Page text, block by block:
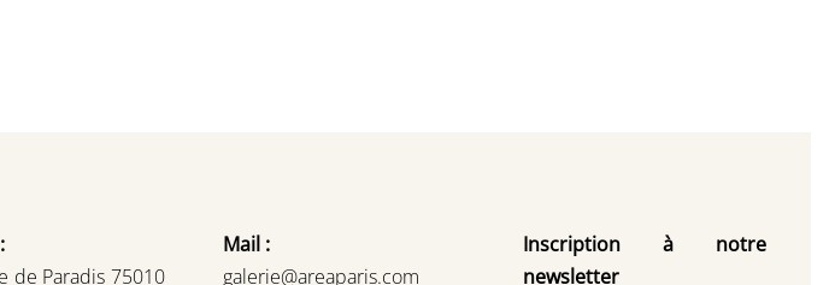
de Paradis 75010
Mail :
galerie@areaparis.com
Inscription à notre
newsletter